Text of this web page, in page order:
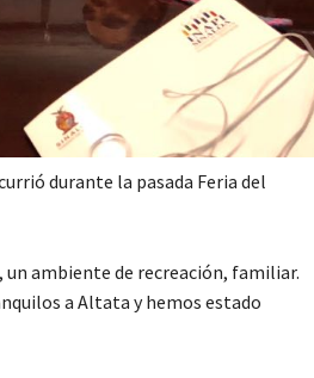
durante la pasada Feria del
ambiente de recreación, familiar.
a Altata y hemos estado